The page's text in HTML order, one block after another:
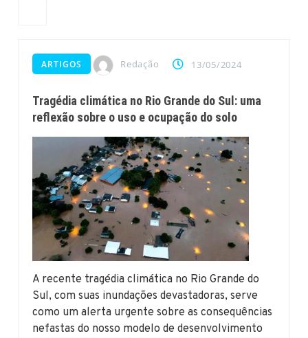
ARTIGOS Redação 13/05/2024
Tragédia climática no Rio Grande do Sul: uma
reflexão sobre o uso e ocupação do solo
A recente tragédia climática no Rio Grande do
Sul, com suas inundações devastadoras, serve
como um alerta urgente sobre as consequências
nefastas do nosso modelo de desenvolvimento